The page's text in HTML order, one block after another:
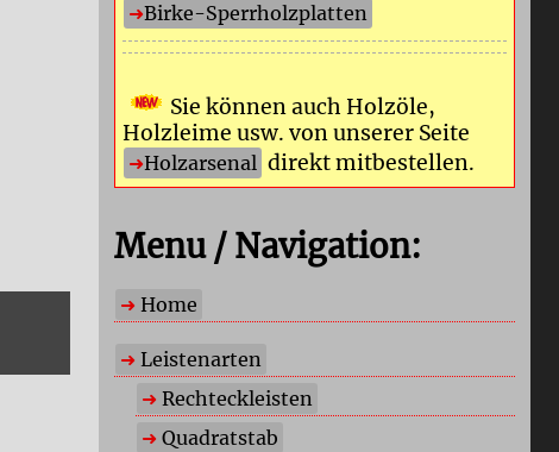
Birke-Sperrholzplatten
Sie können auch Holzöle,
Holzleime usw. von unserer Seite
Holzarsenal direkt mitbestellen.
Menu / Navigation:
Home
Leistenarten
Rechteckleisten
Quadratstab